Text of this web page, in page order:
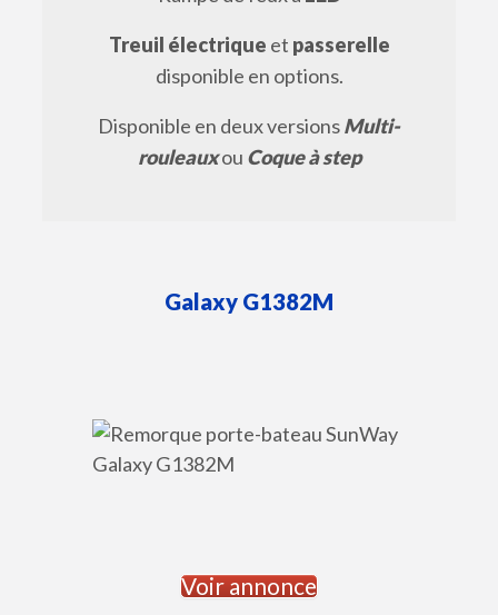
Treuil électrique et passerelle
disponible en options.
Disponible en deux versionsMulti-
rouleauxou Coque à step
Galaxy G1382M
Voir annonce